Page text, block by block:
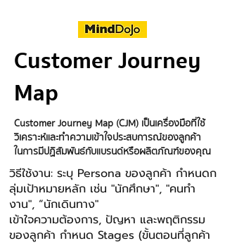
Customer Journey
Map
Customer Journey Map (CJM) เป็นเครื่องมือที่ใช้
วิเคราะห์และทําความเข้าใจประสบการณ์ของลูกค้า
ในการมีปฏิสัมพันธ์กับแบรนด์หรือผลิตภัณฑ์ของคุณ
วิธีใช้งาน: ระบุ Persona ของลูกค้า กําหนดก
ลุ่มเป้าหมายหลัก เช่น "นักศึกษา", "คนทํา
งาน", “นักเดินทาง"
เข้าใจความต้องการ, ปัญหา และพฤติกรรม
ของลูกค้า กําหนด Stages (ขั้นตอนที่ลูกค้า